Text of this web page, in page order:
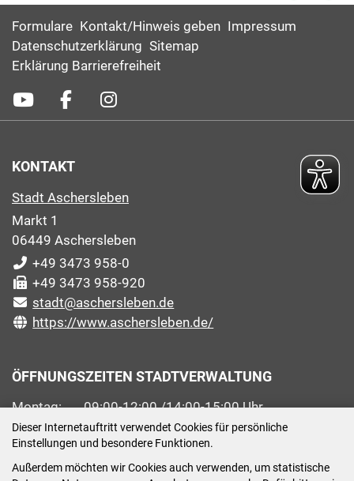
Dieser Internetauftritt verwendet Cookies für persönliche
Einstellungen und besondere Funktionen.
Außerdem möchten wir Cookies auch verwenden, um statistische
Formulare Kontakt/Hinweis geben Impressum
Datenschutzerklärung Sitemap
Erklärung Barrierefreiheit
KONTAKT
Stadt Aschersleben
Markt 1
06449 Aschersleben
+49 3473 958-0
+49 3473 958-920
stadt@aschersleben.de
https://www.aschersleben.de/
ÖFFNUNGSZEITEN STADTVERWALTUNG
Montag: 09:00-12:00 /14:00-15:00 Uhr
Dienstag: 09:00-12:00 /14:00-16:00 Uhr
Mittwoch: 09:00 - 12:00 Uhr (nach vorheriger
Terminvereinbarung)